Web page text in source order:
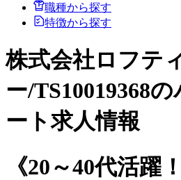
職種から探す
特徴から探す
株式会社ロフテ
ー/TS10019368
ート求人情報
《20～40代活躍